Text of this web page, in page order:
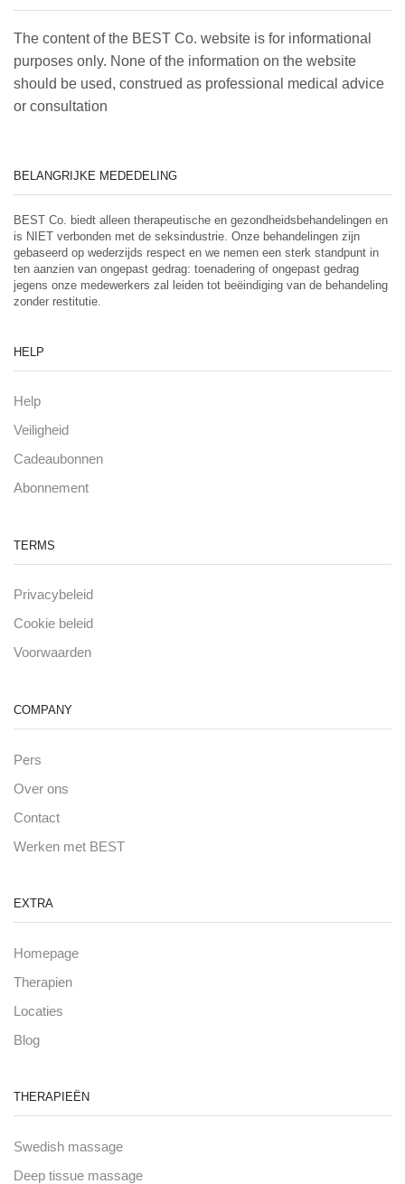
The content of the BEST Co. website is for informational
purposes only. None of the information on the website
should be used, construed as professional medical advice
or consultation
BELANGRIJKE MEDEDELING
BEST Co. biedt alleen therapeutische en gezondheidsbehandelingen en
is NIET verbonden met de seksindustrie. Onze behandelingen zijn
gebaseerd op wederzijds respect en we nemen een sterk standpunt in
ten aanzien van ongepast gedrag: toenadering of ongepast gedrag
jegens onze medewerkers zal leiden tot beëindiging van de behandeling
zonder restitutie.
HELP
Help
Veiligheid
Cadeaubonnen
Abonnement
TERMS
Privacybeleid
Cookie beleid
Voorwaarden
COMPANY
Pers
Over ons
Contact
Werken met BEST
EXTRA
Homepage
Therapien
Locaties
Blog
THERAPIEËN
Swedish massage
Deep tissue massage